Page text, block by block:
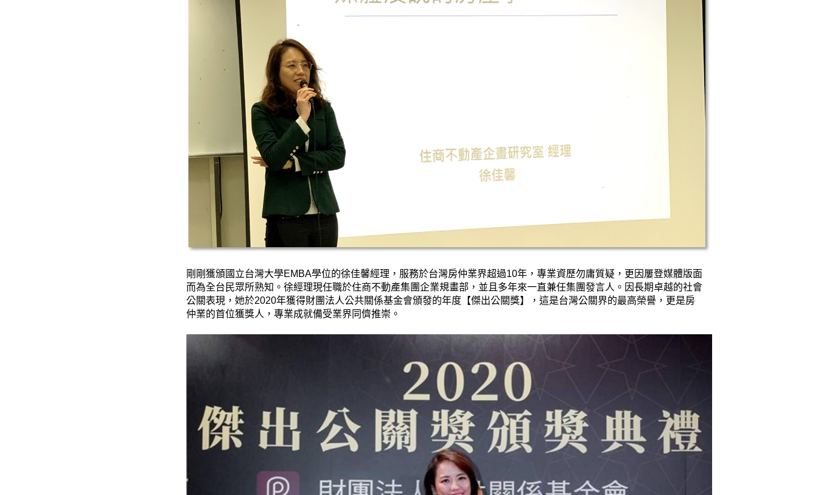
剛剛獲頒國立台灣大學EMBA學位的徐佳馨經理，服務於台灣房仲業界超過10年，專業資歷勿庸質疑，更因屢登媒體版面
而為全台民眾所熟知。徐經理現任職於住商不動產集團企業規畫部，並且多年來一直兼任集團發言人。因長期卓越的社會
公關表現，她於2020年獲得財團法人公共關係基金會頒發的年度【傑出公關獎】，這是台灣公關界的最高榮譽，更是房
仲業的首位獲獎人，專業成就備受業界同儕推崇。